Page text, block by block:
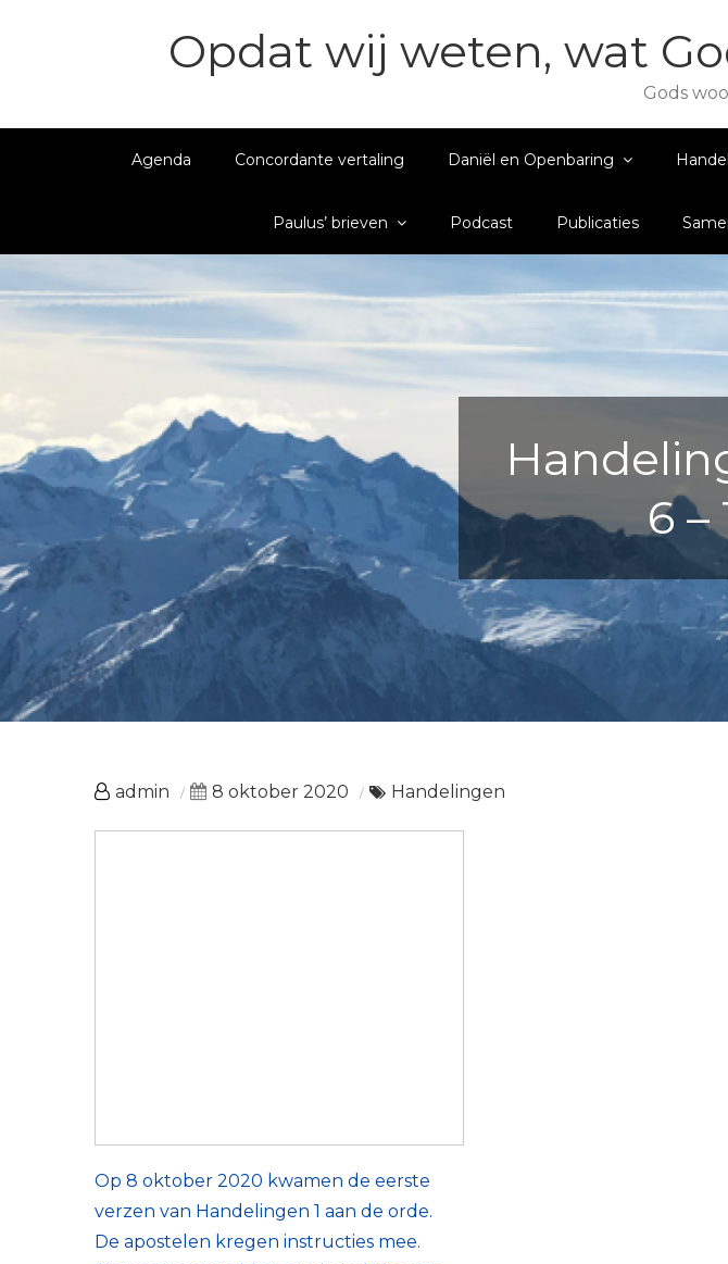
Opdat wij weten, wat
Gods
Agenda Concordante vertaling Daniël en Openbaring
Paulus’ brieven Podcast Publicaties
6 –
admin 8 oktober 2020 Handelingen
Op 8 oktober 2020 kwamen de eerste
verzen van Handelingen 1 aan de orde.
De apostelen kregen instructies mee.